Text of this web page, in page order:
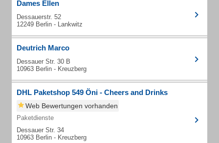
Dames Ellen
Dessauerstr. 52
12249 Berlin - Lankwitz
Deutrich Marco
Dessauer Str. 30 B
10963 Berlin - Kreuzberg
DHL Paketshop 549 Öni - Cheers and Drinks
Web Bewertungen vorhanden
Paketdienste
Dessauer Str. 34
10963 Berlin - Kreuzberg